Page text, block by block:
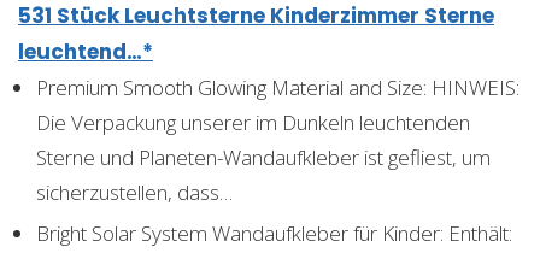
531 Stück Leuchtsterne Kinderzimmer Sterne
leuchtend…*
Premium Smooth Glowing Material and Size: HINWEIS:
Die Verpackung unserer im Dunkeln leuchtenden
Sterne und Planeten-Wandaufkleber ist gefliest, um
sicherzustellen, dass…
Bright Solar System Wandaufkleber für Kinder: Enthält: